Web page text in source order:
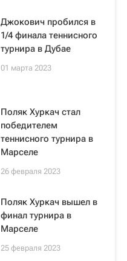
Джокович пробился в
1/4 финала теннисного
турнира в Дубае
01 марта 2023
Поляк Хуркач стал
победителем
теннисного турнира в
Марселе
26 февраля 2023
Поляк Хуркач вышел в
финал турнира в
Марселе
25 февраля 2023